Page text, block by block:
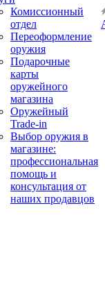
Комиссионный
отдел
Переоформление
оружия
Подарочные
карты
оружейного
магазина
Оружейный
Trade-in
Выбор оружия в
магазине:
профессиональная
помощь и
консультация от
наших продавцов